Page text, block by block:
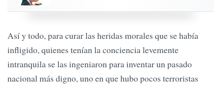
Así y todo, para curar las heridas morales que se había
infligido, quienes tenían la conciencia levemente
intranquila se las ingeniaron para inventar un pasado
nacional más digno, uno en que hubo pocos terroristas